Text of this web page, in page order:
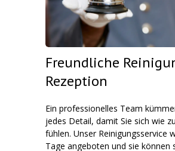
Freundliche
Rezeption
Ein professionelles Team
jedes Detail, damit Sie sich wie
fühlen. Unser Reinigungsservice
Tage angeboten und sie können